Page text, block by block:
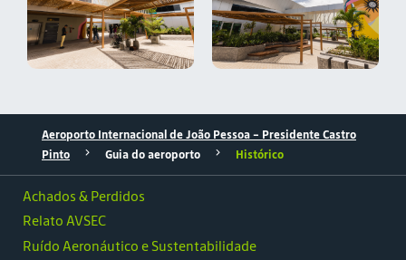
Aeroporto Internacional de João Pessoa - Presidente Castro
Pinto
Guia do aeroporto Histórico
Achados & Perdidos
Relato AVSEC
Ruído Aeronáutico e Sustentabilidade